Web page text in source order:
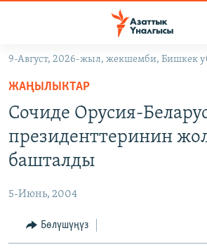
Навигацияга
өтүңүз
Издөөгө
салыңыз
МАДАНИЯТ
ДҮЙНӨ
УКРАИНА
ТВ ПРОГРАММАЛАР
БҮГҮН АЗАТТЫКТА
ПОДКАСТ
9-Август, 2026-жыл, жекшемби, Бишкек
ЖАҢЫЛЫКТАР
Сочиде Орусия-
президенттеринин
башталды
5-Июнь, 2004
Бөлүшүңүз